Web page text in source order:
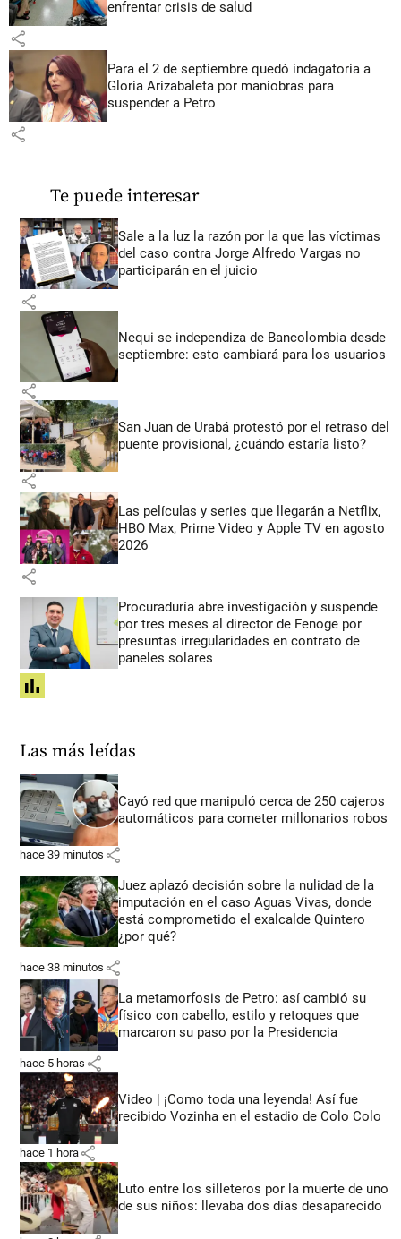
enfrentar crisis de salud
share
Para el 2 de septiembre quedó indagatoria a
Gloria Arizabaleta por maniobras para
suspender a Petro
share
Te puede interesar
Sale a la luz la razón por la que las víctimas
del caso contra Jorge Alfredo Vargas no
participarán en el juicio
share
Nequi se independiza de Bancolombia desde
septiembre: esto cambiará para los usuarios
share
San Juan de Urabá protestó por el retraso del
puente provisional, ¿cuándo estaría listo?
share
Las películas y series que llegarán a Netflix,
HBO Max, Prime Video y Apple TV en agosto
2026
share
Procuraduría abre investigación y suspende
por tres meses al director de Fenoge por
presuntas irregularidades en contrato de
paneles solares
share
Las más leídas
Cayó red que manipuló cerca de 250 cajeros
automáticos para cometer millonarios robos
hace 39 minutos share
Juez aplazó decisión sobre la nulidad de la
imputación en el caso Aguas Vivas, donde
está comprometido el exalcalde Quintero
¿por qué?
hace 38 minutos share
La metamorfosis de Petro: así cambió su
físico con cabello, estilo y retoques que
marcaron su paso por la Presidencia
hace 5 horas share
Video | ¡Como toda una leyenda! Así fue
recibido Vozinha en el estadio de Colo Colo
hace 1 hora share
Luto entre los silleteros por la muerte de uno
de sus niños: llevaba dos días desaparecido